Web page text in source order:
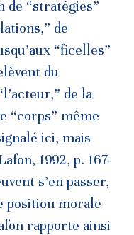
de “stratégies”
de
“ficelles”
du
de la
“corps” même
ici, mais
1992, p. 167-
s’en passer,
position morale
rapporte ainsi